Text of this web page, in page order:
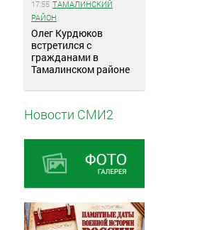
17:55 ТАМАЛИНСКИЙ
РАЙОН
Олег Курдюков
встретился с
гражданами в
Тамалинском районе
Новости СМИ2